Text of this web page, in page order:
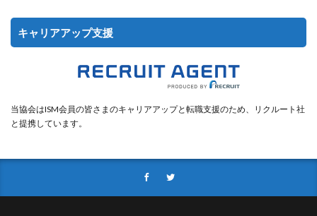
キャリアアップ支援
当協会はISM会員の皆さまのキャリアアップと転職支援のため、リクルート社
と提携しています。